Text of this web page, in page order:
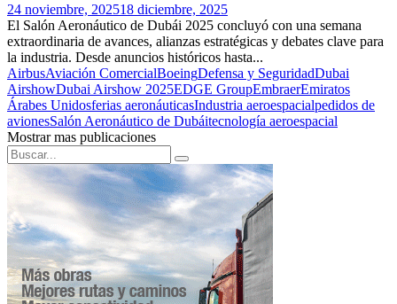
24 noviembre, 202518 diciembre, 2025
El Salón Aeronáutico de Dubái 2025 concluyó con una semana
extraordinaria de avances, alianzas estratégicas y debates clave para
la industria. Desde anuncios históricos hasta...
AirbusAviación ComercialBoeingDefensa y SeguridadDubai
AirshowDubai Airshow 2025EDGE GroupEmbraerEmiratos
Árabes Unidosferias aeronáuticasIndustria aeroespacialpedidos de
avionesSalón Aeronáutico de Dubáitecnología aeroespacial
Mostrar mas publicaciones
Search
for:
Search